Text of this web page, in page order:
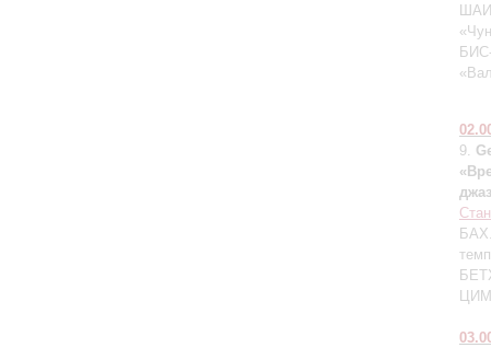
9.